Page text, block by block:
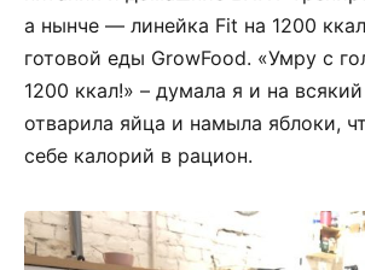
а нынче — линейка Fit на 1200
готовой еды GrowFood. «Умру с
1200 ккал!» – думала я и на
отварила яйца и намыла яблоки,
себе калорий в рацион.